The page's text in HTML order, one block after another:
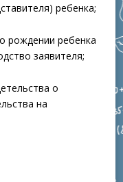
ребенка;
рождении ребенка
заявителя;
о
на